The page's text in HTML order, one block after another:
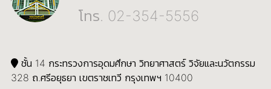
โทร. 02-354-5556
ชั้น 14 กระทรวงการอุดมศึกษา วิทยาศาสตร์ วิจัยและนวัตกรรม
328 ถ.ศรีอยุธยา เขตราชเทวี กรุงเทพฯ 10400